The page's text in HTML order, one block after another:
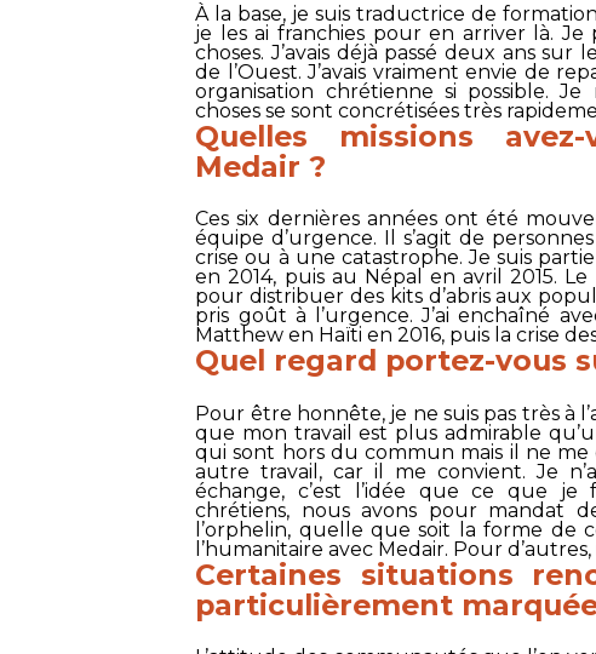
À la base, je suis traductrice de
je les ai franchies pour en arriver là.
choses. J’avais déjà passé deux ans sur
de l’Ouest. J’avais vraiment envie de
organisation chrétienne si possible.
choses se sont concrétisées très
Quelles missions
Medair ?
Ces six dernières années ont été
équipe d’urgence. Il s’agit de
crise ou à une catastrophe. Je suis
en 2014, puis au Népal en avril 2015.
pour distribuer des kits d’abris aux
pris goût à l’urgence. J’ai enchaîné
Matthew en Haïti en 2016, puis la crise
Quel regard portez-vous
Pour être honnête, je ne suis pas très à
que mon travail est plus admirable
qui sont hors du commun mais il ne
autre travail, car il me convient. Je
échange, c’est l’idée que ce que
chrétiens, nous avons pour mandat
l’orphelin, quelle que soit la forme de
l’humanitaire avec Medair. Pour
Certaines situations
particulièrement